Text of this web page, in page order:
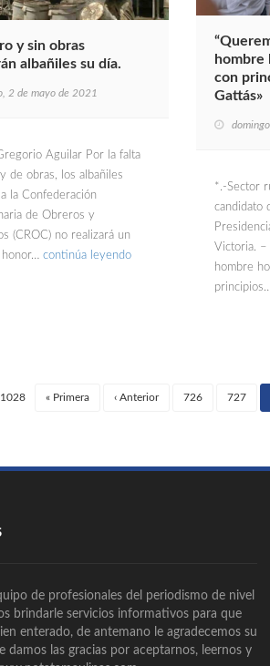
y sin obras
albañiles su día.
2 de mayo de 2021
Aguilar Por la falta
de obras, los albañiles
la Confederación
de Obreros y
(CROC) no realizará un
continúa leyendo
hombre
con
Gattás»
*.-Sector
candidato
Victoria. –
hombre
1028 « Primera ‹ Anterior 726 727
de profesionales del periodismo de nivel
brindarle servicios informativos para que
enterado, de antemano le agradecemos su
damos las gracias por aceptarnos, leernos y